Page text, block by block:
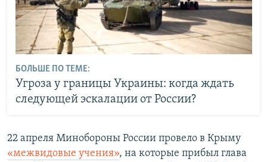
БОЛЬШЕ ПО ТЕМЕ:
Угроза у границы Украины: когда ждать
следующей эскалации от России?
22 апреля Минобороны России провело в Крыму
«межвидовые учения», на которые прибыл глава